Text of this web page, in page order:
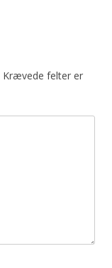
Krævede felter er